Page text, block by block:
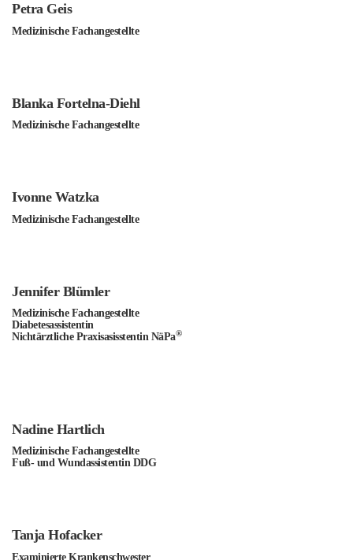
Petra Geis
Medizinische Fachangestellte
Blanka Fortelna-Diehl
Medizinische Fachangestellte
Ivonne Watzka
Medizinische Fachangestellte
Jennifer Blümler
Medizinische Fachangestellte
Diabetesassistentin
Nichtärztliche Praxisasisstentin NäPa®
Nadine Hartlich
Medizinische Fachangestellte
Fuß- und Wundassistentin DDG
Tanja Hofacker
Examinierte Krankenschwester